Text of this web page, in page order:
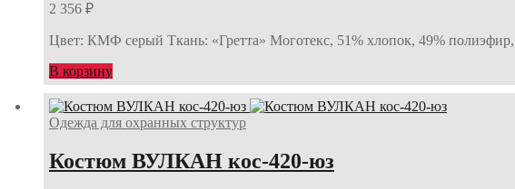
2 356 ₽
Цвет: КМФ серый Ткань: «Гретта» Моготекс, 51% хлопок, 49%
В корзину
Одежда для охранных структур
Костюм ВУЛКАН кос-420-юз